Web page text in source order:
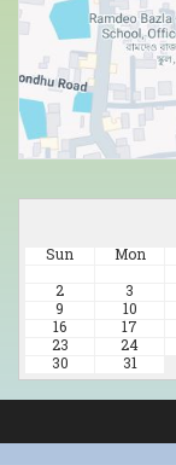
Sun Mon
2
3
9
10
16
17
23
24
30
31